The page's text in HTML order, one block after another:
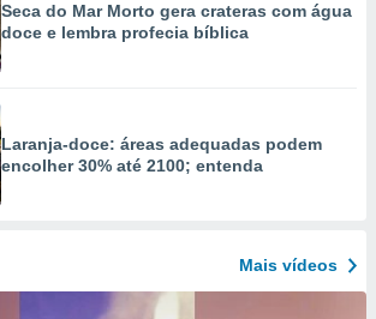
Seca do Mar Morto gera crateras com água
doce e lembra profecia bíblica
Laranja-doce: áreas adequadas podem
encolher 30% até 2100; entenda
Mais vídeos